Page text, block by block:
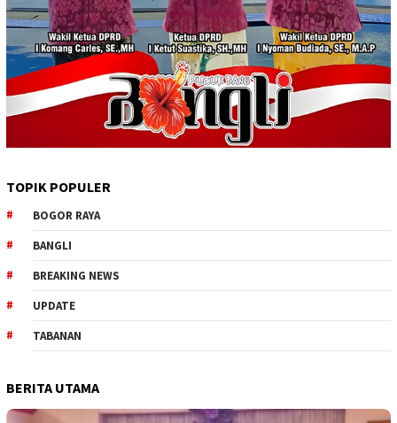
TOPIK POPULER
BOGOR RAYA
BANGLI
BREAKING NEWS
UPDATE
TABANAN
BERITA UTAMA